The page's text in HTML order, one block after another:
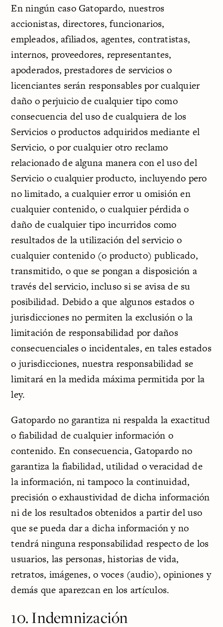
En ningún caso Gatopardo, nuestros
accionistas, directores, funcionarios,
empleados, afiliados, agentes, contratistas,
internos, proveedores, representantes,
apoderados, prestadores de servicios o
licenciantes serán responsables por cualquier
daño o perjuicio de cualquier tipo como
consecuencia del uso de cualquiera de los
Servicios o productos adquiridos mediante el
Servicio, o por cualquier otro reclamo
relacionado de alguna manera con el uso del
Servicio o cualquier producto, incluyendo pero
no limitado, a cualquier error u omisión en
cualquier contenido, o cualquier pérdida o
daño de cualquier tipo incurridos como
resultados de la utilización del servicio o
cualquier contenido (o producto) publicado,
transmitido, o que se pongan a disposición a
través del servicio, incluso si se avisa de su
posibilidad. Debido a que algunos estados o
jurisdicciones no permiten la exclusión o la
limitación de responsabilidad por daños
consecuenciales o incidentales, en tales estados
o jurisdicciones, nuestra responsabilidad se
limitará en la medida máxima permitida por la
ley.
Gatopardo no garantiza ni respalda la exactitud
o fiabilidad de cualquier información o
contenido. En consecuencia, Gatopardo no
garantiza la fiabilidad, utilidad o veracidad de
la información, ni tampoco la continuidad,
precisión o exhaustividad de dicha información
ni de los resultados obtenidos a partir del uso
que se pueda dar a dicha información y no
tendrá ninguna responsabilidad respecto de los
usuarios, las personas, historias de vida,
retratos, imágenes, o voces (audio), opiniones y
demás que aparezcan en los artículos.
10. Indemnización